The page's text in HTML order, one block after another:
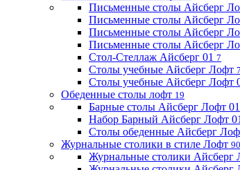
Письменные столы Айсберг
Письменные столы Айсберг
Письменные столы Айсберг
Письменные столы Айсберг
Стол-Стеллаж Айсберг 01 7
Столы учебные Айсберг Лофт 7
Столы учебные Айсберг Лофт
Обеденные столы лофт 19
Барные столы Айсберг Лофт 01
Набор Барный Айсберг Лофт 01
Столы обеденные Айсберг
Журнальные столики в стиле Лофт 90
Журнальные столики Айсберг